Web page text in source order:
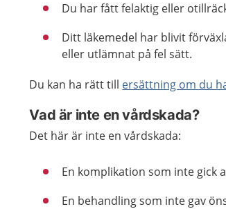
Du har fått felaktig eller
Ditt läkemedel har blivit
eller utlämnat på fel sätt.
Du kan ha rätt till ersättning om du
Vad är inte en vårdskada?
Det här är inte en vårdskada:
En komplikation som inte gick
En behandling som inte gav